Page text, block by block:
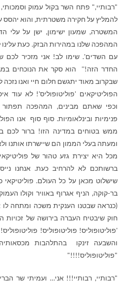
"רבותיי," פתח השר בקול עמוק
להמליץ על חקירה משטרתית, והוא יהסס
המשטרה, שמעון ישימון, ישן על עלי
המהפכה שלנו במהירות הבזק. כעת
עם השדים'. שימו לב! אני מזכיר לכם
החדר הזה!'' הוא סקר את הנוכחים
שבקרוב מאוד יתגשם חלום חיי ואנו נזכה
הפוליטיקאים 'פוליטופוליס'! לא עוד
וכפי שאתם מבינים, המהפכה תפתור
פנימיות ובינלאומיות. סוף סוף אנו
ממש בטוחים במדינה הזו! ברור לכם
ומעתה בעלי הממון הם שיישרתו אותנו
מכל היא יצירת גזע טהור של
ברשותכם לא להרחיב כעת. אנחנו
שישלוט מכאן על כל העולם.
בר-קוקה, הניף אגרוף באוויר וקולו
(כנראה שבטנו הענקית משכה ומתחה לו
חוק שיבטיח העברה בירושה של זכויות
'פוליטופוליס! פוליטופוליס!
והשבעה זינקו בהתלהבות
"פוליטופוליס!!!!"
"רבותיי, רבותיי!!! אני… ועמיתי שר